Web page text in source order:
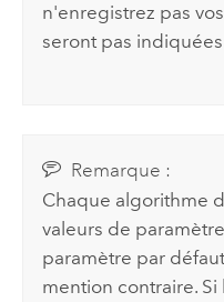
n'enregistrez pas
seront pas
Remarque :
Chaque algorithme
valeurs de
paramètre par
mention contraire.